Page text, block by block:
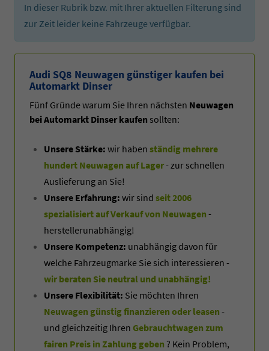
In dieser Rubrik bzw. mit Ihrer aktuellen Filterung sind
zur Zeit leider keine Fahrzeuge verfügbar.
Audi SQ8 Neuwagen günstiger kaufen bei
Automarkt Dinser
Fünf Gründe warum Sie Ihren nächsten Neuwagen
bei Automarkt Dinser kaufen sollten:
Unsere Stärke: wir haben ständig mehrere
hundert Neuwagen auf Lager- zur schnellen
Auslieferung an Sie!
Unsere Erfahrung: wir sind seit 2006
spezialisiert auf Verkauf von Neuwagen -
herstellerunabhängig!
Unsere Kompetenz: unabhängig davon für
welche Fahrzeugmarke Sie sich interessieren -
wir beraten Sie neutral und unabhängig!
Unsere Flexibilität: Sie möchten Ihren
Neuwagen günstig finanzieren oder leasen -
und gleichzeitig Ihren Gebrauchtwagen zum
fairen Preis in Zahlung geben ? Kein Problem,